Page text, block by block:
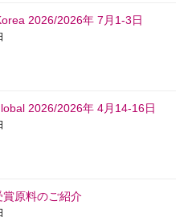
2026/2026年 7月1-3日
2026/2026年 4月14-16日
原料のご紹介